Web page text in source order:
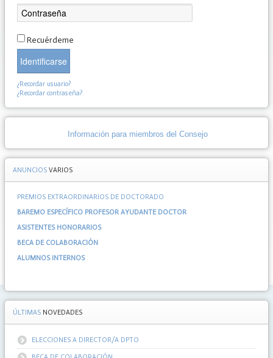
Recuérdeme
Identificarse
¿Recordar usuario?
¿Recordar contraseña?
Información para miembros del Consejo
ANUNCIOS VARIOS
PREMIOS EXTRAORDINARIOS DE DOCTORADO
BAREMO ESPECÍFICO PROFESOR AYUDANTE DOCTOR
ASISTENTES HONORARIOS
BECA DE COLABORACIÓN
ALUMNOS INTERNOS
ÚLTIMAS NOVEDADES
ELECCIONES A DIRECTOR/A DPTO